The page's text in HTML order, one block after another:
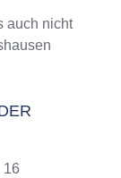
auch nicht
16